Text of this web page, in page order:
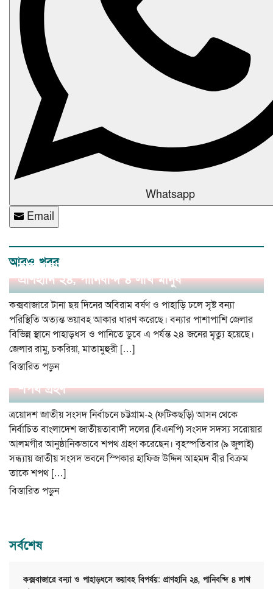
Whatsapp
Email
আরও খবর
কক্সবাজারে বন্যা ও পাহাড়ধসে ভয়াবহ বিপর্যয়:
প্রাণহানি ২৪, পানিবন্দি ৪ লাখ মানুষ
কক্সবাজারে টানা ছয় দিনের অবিরাম বর্ষণ ও পাহাড়ি ঢলে সৃষ্ট বন্যা
পরিস্থিতি অত্যন্ত ভয়াবহ আকার ধারণ করেছে। বন্যার পাশাপাশি জেলার
বিভিন্ন স্থানে পাহাড়ধস ও পানিতে ডুবে এ পর্যন্ত ২৪ জনের মৃত্যু হয়েছে।
জেলার রামু, চকরিয়া, মাতামুহুরী […]
বিস্তারিত পড়ুন
ফটিকছড়ি আসনের সাংসদ সরোয়ার আলমগীরের
শপথ গ্রহণ
ত্রয়োদশ জাতীয় সংসদ নির্বাচনে চট্টগ্রাম-২ (ফটিকছড়ি) আসন থেকে
নির্বাচিত বাংলাদেশ জাতীয়তাবাদী দলের (বিএনপি) সংসদ সদস্য সরোয়ার
আলমগীর আনুষ্ঠানিকভাবে শপথ গ্রহণ করেছেন। বৃহস্পতিবার (৯ জুলাই)
সন্ধ্যায় জাতীয় সংসদ ভবনে স্পিকার হাফিজ উদ্দিন আহমদ বীর বিক্রম
তাকে শপথ […]
বিস্তারিত পড়ুন
সর্বশেষ
কক্সবাজারে বন্যা ও পাহাড়ধসে ভয়াবহ বিপর্যয়: প্রাণহানি ২৪, পানিবন্দি ৪ লাখ